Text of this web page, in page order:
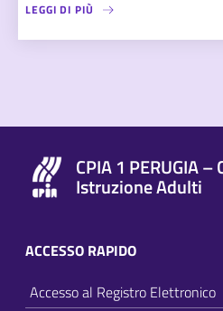
LEGGI DI PIÙ
CPIA 1 PERUGIA
Istruzione Adulti
ACCESSO RAPIDO
Accesso al Registro Elettronico